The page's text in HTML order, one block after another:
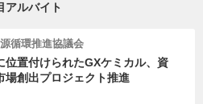
アルバイト
循環推進協議会
位置付けられたGXケミカル、資
場創出プロジェクト推進